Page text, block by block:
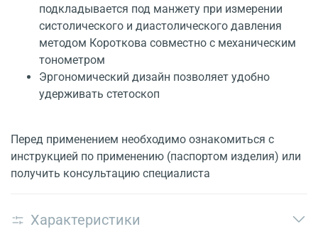
подкладывается под манжету при измерении
систолического и диастолического давления
методом Короткова совместно с механическим
тонометром
Эргономический дизайн позволяет удобно
удерживать стетоскоп
Перед применением необходимо ознакомиться с
инструкцией по применению (паспортом изделия) или
получить консультацию специалиста
Характеристики